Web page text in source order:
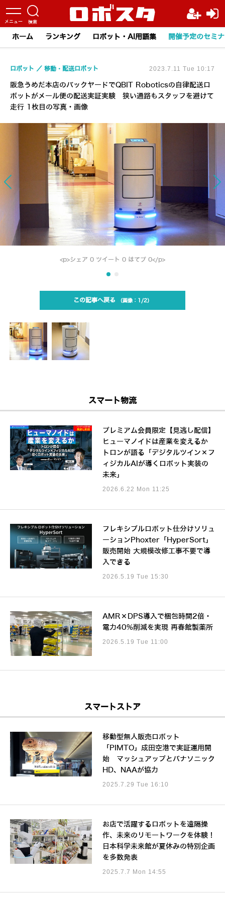
ホーム ランキング ロボット・AI用語集 開催予定のセミ
阪急うめだ本店のバックヤードでQBIT Roboticsの自律配送ロ
ボットがメール便の配送実証実験 狭い通路もスタッフを避けて
走行 1枚目の写真・画像
ロボット 移動・配送ロボット 2023.7.11 Tue 10:17
<p>シェア 0 ツイート 0 はてブ 0</p>
この記事へ戻る 1/2
スマート物流
プレミアム会員限定【見逃し配信】
ヒューマノイドは産業を変えるか
トロンが語る「デジタルツイン×フ
ィジカルAIが導くロボット実装の
未来」
2026.6.22 Mon 11:25
フレキシブルロボット仕分けソリュ
ーションPhoxter「HyperSort」
販売開始 大規模改修工事不要で導
入できる
2026.5.19 Tue 15:30
AMR×DPS導入で梱包時間2倍・
電力40%削減を実現 再春館製薬所
2026.5.19 Tue 11:00
スマートストア
移動型無人販売ロボット
「PIMTO」成田空港で実証運用開
始 マッシュアップとパナソニック
HD、NAAが協力
2025.7.29 Tue 16:10
お店で活躍するロボットを遠隔操
作、未来のリモートワークを体験！
日本科学未来館が夏休みの特別企画
を多数発表
2025.7.7 Mon 14:55